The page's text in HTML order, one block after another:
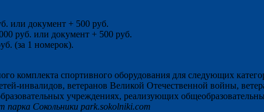
или документ + 500 руб.
руб. или документ + 500 руб.
(за 1 номерок).
комплекта спортивного оборудования для следующих
инвалидов, ветеранов Великой Отечественной войны,
учреждениях, реализующих
Сокольники park.sokolniki.com